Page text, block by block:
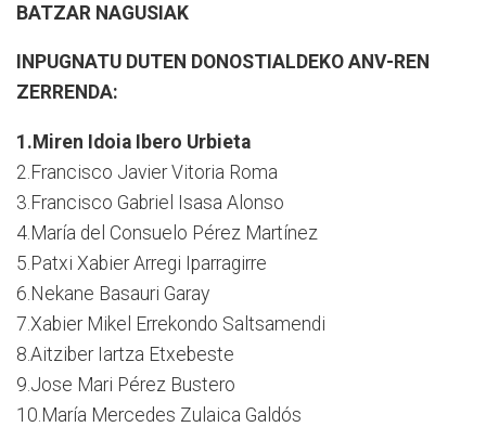
BATZAR NAGUSIAK
INPUGNATU DUTEN DONOSTIALDEKO ANV-REN
ZERRENDA:
1.Miren Idoia Ibero Urbieta
2.Francisco Javier Vitoria Roma
3.Francisco Gabriel Isasa Alonso
4.María del Consuelo Pérez Martínez
5.Patxi Xabier Arregi Iparragirre
6.Nekane Basauri Garay
7.Xabier Mikel Errekondo Saltsamendi
8.Aitziber Iartza Etxebeste
9.Jose Mari Pérez Bustero
10.María Mercedes Zulaica Galdós